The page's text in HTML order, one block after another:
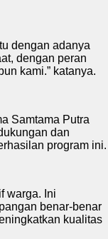
dengan adanya
dengan peran
kami.” katanya.
Samtama Putra
dan
program ini.
warga. Ini
benar-benar
kualitas